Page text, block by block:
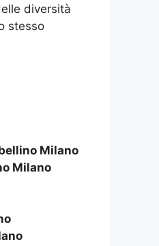
diversità
stesso
Milano
Milano